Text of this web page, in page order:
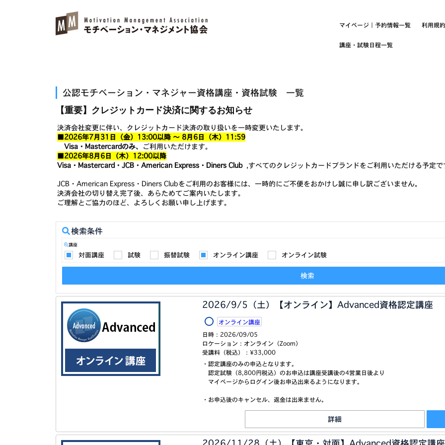
マイページ｜予約情報一覧 利用規約
講座・試験日程一覧
公認モチベーション・マネジャー資格講座・資格試験 一覧
【重要】クレジットカード決済に関するお知らせ
決済会社変更に伴い、クレジットカード決済の取り扱いを一時変更いたします。
■2026年7月31日（金）13:00以降 ～ 8月6日（木）11:59
Visa・Mastercardのみ、
ご利用いただけます。
■2026年8月6日（木）12:00以降
Visa・Mastercard・JCB・American Express・Diners Club,すべてのクレジットカードブランドをご利用いただける予定で
JCB・American Express・Diners Clubをご利用のお客様には、一時的にご不便をおかけし誠に申し訳ございません。
決済会社の切り替え完了後、あらためてご案内いたします。
ご理解とご協力のほど、よろしくお願い申し上げます。
検索条件
講座
対面講座 試験 振替試験 オンライン講座 オンライン試験
検索
2026/9/5（土）【オンライン】Advanced資格認定講座
オンライン講座
日時： 2026/09/05
ロケーション：オンライン（Zoom）
受講料（税込）：¥33,000
・認定講座のみの申込となります。
認定試験（8,800円税込）のお申込は講座受講後の4営業日後より
マイページからログイン後お申込出来るようになります。
・お申込後のキャンセル、返金は出来ません。
詳細